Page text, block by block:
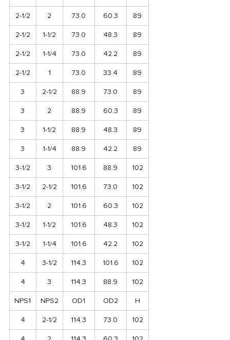
2-1/2 2 73.0 60.3 89
2-1/2 1-1/2 73.0 48.3 89
2-1/2 1-1/4 73.0 42.2 89
2-1/2 1 73.0 33.4 89
3 2-1/2 88.9 73.0 89
3 2 88.9 60.3 89
3 1-1/2 88.9 48.3 89
3 1-1/4 88.9 42.2 89
3-1/2 3 101.6 88.9 102
3-1/2 2-1/2 101.6 73.0 102
3-1/2 2 101.6 60.3 102
3-1/2 1-1/2 101.6 48.3 102
3-1/2 1-1/4 101.6 42.2 102
4 3-1/2 114.3 101.6 102
4 3 114.3 88.9 102
NPS1 NPS2 OD1 OD2 H
4 2-1/2 114.3 73.0 102